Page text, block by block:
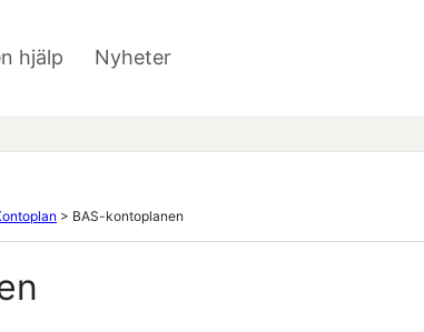
hjälp Nyheter
> BAS-kontoplanen